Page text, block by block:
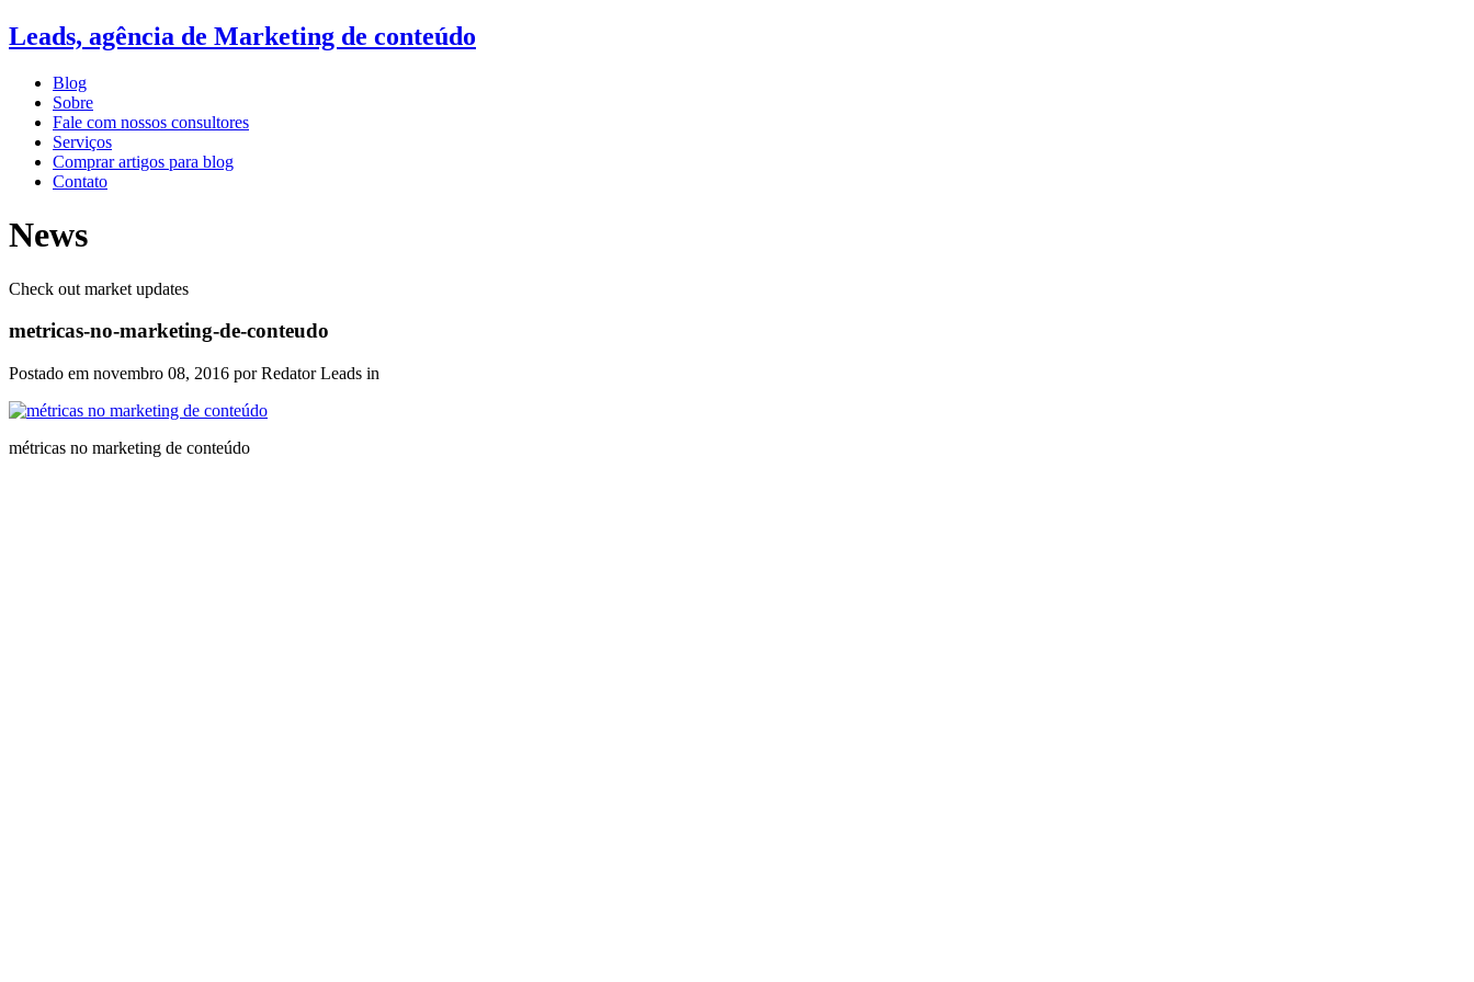
Leads, agência de Marketing de conteúdo
Blog
Sobre
Fale com nossos consultores
Serviços
Comprar artigos para blog
Contato
News
Check out market updates
metricas-no-marketing-de-conteudo
Postado em novembro 08, 2016 por Redator Leads in
métricas no marketing de conteúdo